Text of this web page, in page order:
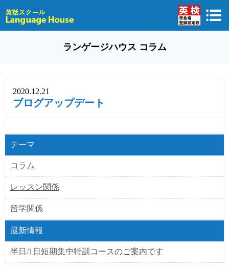
ランゲージハウス コラム
2020.12.21
ブログアップデート
テーマ
コラム
レッスン関係
留学関係
最新情報
半日/1日短期集中特訓コースのご案内です